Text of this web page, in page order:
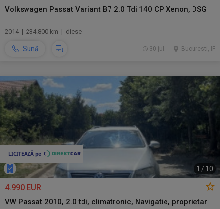
Volkswagen Passat Variant B7 2.0 Tdi 140 CP Xenon, DSG
2014 | 234.800 km | diesel
Sună Bucuresti, IF
30 jul.
1 / 10
4.990 EUR
VW Passat 2010, 2.0 tdi, climatronic, Navigatie, proprietar